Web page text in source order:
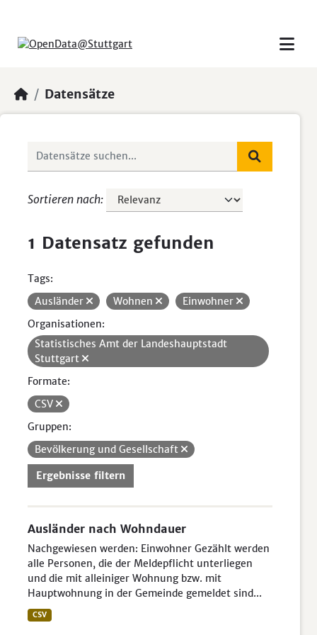
Datensätze
Sortieren nach
1 Datensatz gefunden
Tags:
Ausländer
Wohnen
Einwohner
Organisationen:
Statistisches Amt der Landeshauptstadt
Stuttgart
Formate:
CSV
Gruppen:
Bevölkerung und Gesellschaft
Ergebnisse filtern
Ausländer nach Wohndauer
Nachgewiesen werden: Einwohner Gezählt werden
alle Personen, die der Meldepflicht unterliegen
und die mit alleiniger Wohnung bzw. mit
Hauptwohnung in der Gemeinde gemeldet sind...
CSV